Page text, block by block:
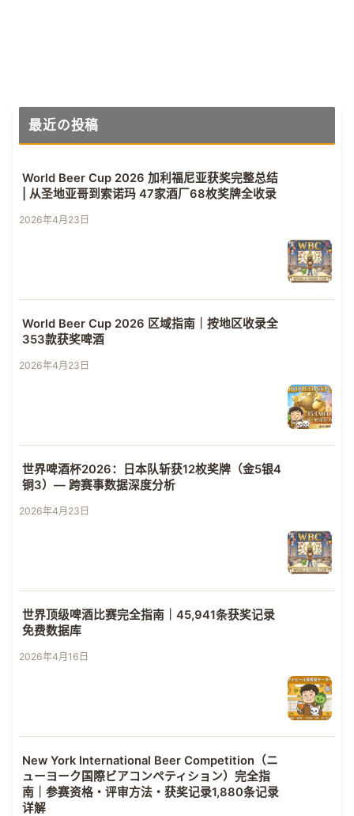
最近の投稿
World Beer Cup 2026 加利福尼亚获奖完整总结
| 从圣地亚哥到索诺玛 47家酒厂68枚奖牌全收录
2026年4月23日
World Beer Cup 2026 区域指南｜按地区收录全
353款获奖啤酒
2026年4月23日
世界啤酒杯2026：日本队斩获12枚奖牌（金5银4
铜3）— 跨赛事数据深度分析
2026年4月23日
世界顶级啤酒比赛完全指南｜45,941条获奖记录
免费数据库
2026年4月16日
New York International Beer Competition（ニ
ューヨーク国際ビアコンペティション）完全指
南｜参赛资格・评审方法・获奖记录1,880条记录
详解